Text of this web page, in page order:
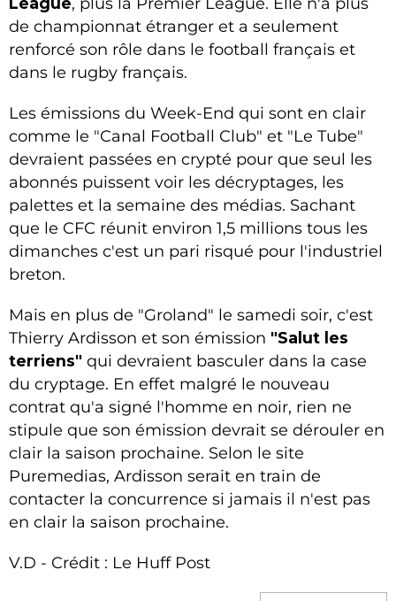
de championnat étranger et a seulement
renforcé son rôle dans le football français et
dans le rugby français.
Les émissions du Week-End qui sont en clair
comme le "Canal Football Club" et "Le Tube"
devraient passées en crypté pour que seul les
abonnés puissent voir les décryptages, les
palettes et la semaine des médias. Sachant
que le CFC réunit environ 1,5 millions tous les
dimanches c'est un pari risqué pour l'industriel
breton.
Mais en plus de "Groland" le samedi soir, c'est
Thierry Ardisson et son émission "Salut les
terriens" qui devraient basculer dans la case
du cryptage. En effet malgré le nouveau
contrat qu'a signé l'homme en noir, rien ne
stipule que son émission devrait se dérouler en
clair la saison prochaine. Selon le site
Puremedias, Ardisson serait en train de
contacter la concurrence si jamais il n'est pas
en clair la saison prochaine.
V.D - Crédit : Le Huff Post